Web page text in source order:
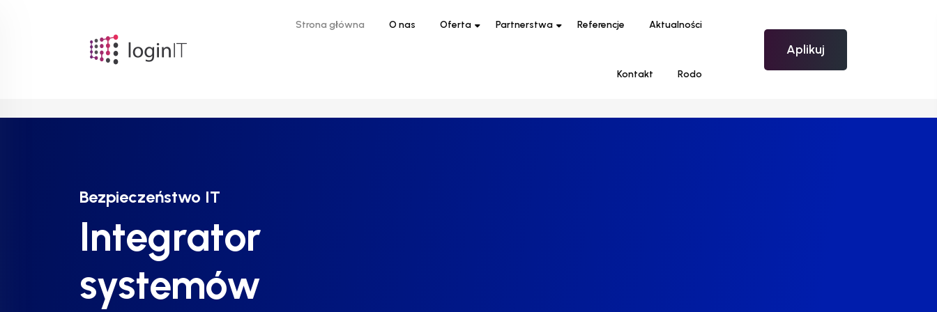
Strona główna O nas Oferta Partnerstwa Referencje Aktualności
Kontakt Rodo
Aplikuj
Bezpieczeństwo IT
Integrator
systemów
Bezpieczeństwo IT
Integrator
systemów
Bezpieczeństwo IT
Integrator
systemów